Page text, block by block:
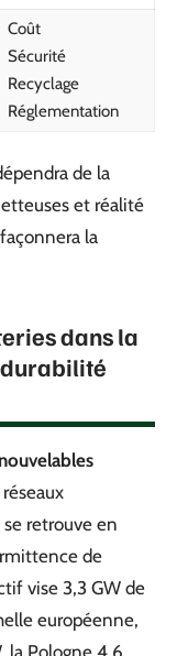
Coût
Sécurité
Recyclage
Réglementation
de la
et réalité
la
dans la
se retrouve en
de
vise 3,3 GW de
européenne,
la Pologne 4,6